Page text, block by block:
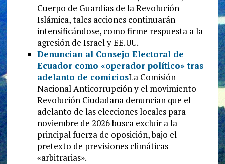
Cuerpo de Guardias de la Revolución
Islámica, tales acciones continuarán
intensificándose, como firme respuesta a la
agresión de Israel y EE.UU.
Denuncian al Consejo Electoral de
Ecuador como «operador político» tras
adelanto de comiciosLa Comisión
Nacional Anticorrupción y el movimiento
Revolución Ciudadana denuncian que el
adelanto de las elecciones locales para
noviembre de 2026 busca excluir a la
principal fuerza de oposición, bajo el
pretexto de previsiones climáticas
«arbitrarias».